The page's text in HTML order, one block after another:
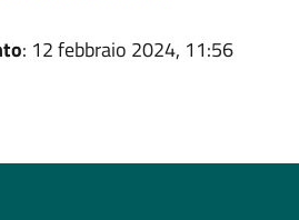
: 12 febbraio 2024, 11:56